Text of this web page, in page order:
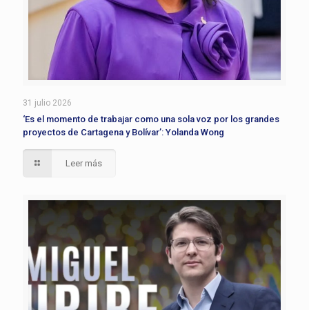
31 julio 2026
‘Es el momento de trabajar como una sola voz por los grandes
proyectos de Cartagena y Bolívar’: Yolanda Wong
Leer más